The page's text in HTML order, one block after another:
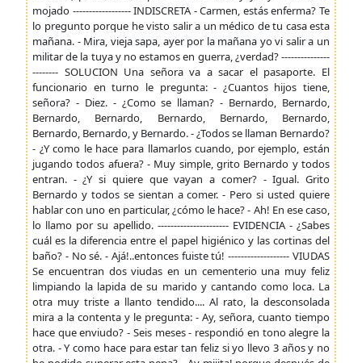
mojado ------------------ INDISCRETA - Carmen, estás enferma? Te
lo pregunto porque he visto salir a un médico de tu casa esta
mañana. - Mira, vieja sapa, ayer por la mañana yo vi salir a un
militar de la tuya y no estamos en guerra, ¿verdad? ---------------
-------- SOLUCION Una señora va a sacar el pasaporte. El
funcionario en turno le pregunta: - ¿Cuantos hijos tiene,
señora? - Diez. - ¿Como se llaman? - Bernardo, Bernardo,
Bernardo, Bernardo, Bernardo, Bernardo, Bernardo,
Bernardo, Bernardo, y Bernardo. - ¿Todos se llaman Bernardo?
- ¿Y como le hace para llamarlos cuando, por ejemplo, están
jugando todos afuera? - Muy simple, grito Bernardo y todos
entran. - ¿Y si quiere que vayan a comer? - Igual. Grito
Bernardo y todos se sientan a comer. - Pero si usted quiere
hablar con uno en particular, ¿cómo le hace? - Ah! En ese caso,
lo llamo por su apellido. ---------------------- EVIDENCIA - ¿Sabes
cuál es la diferencia entre el papel higiénico y las cortinas del
baño? - No sé. - Ajá!..entonces fuiste tú! ------------------- VIUDAS
Se encuentran dos viudas en un cementerio una muy feliz
limpiando la lapida de su marido y cantando como loca. La
otra muy triste a llanto tendido.... Al rato, la desconsolada
mira a la contenta y le pregunta: - Ay, señora, cuanto tiempo
hace que enviudo? - Seis meses - respondió en tono alegre la
otra. - Y como hace para estar tan feliz si yo llevo 3 años y no